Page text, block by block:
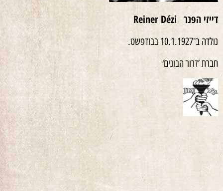
דייזי הפנר Reiner Dézi
נולדה ב־10.1.1927 בבודפשט.
חברת ’דרור הבונים׳